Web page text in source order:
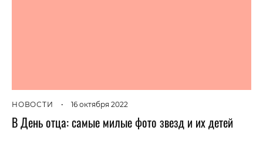
НОВОСТИ • 16 октября 2022
В День отца: самые милые фото звезд и их детей